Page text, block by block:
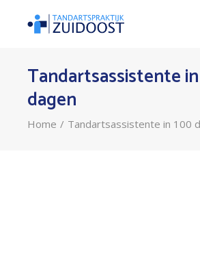
Tandartsassistente
dagen
Home Tandartsassistente in 100